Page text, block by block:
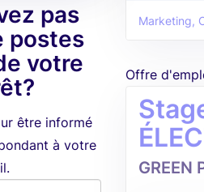
pas
postes
votre
être informé
à votre
Marketing,
Offre
GREEN